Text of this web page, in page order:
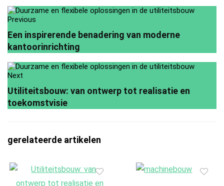
Previous
Een inspirerende benadering van moderne
kantoorinrichting
Next
Utiliteitsbouw: van ontwerp tot realisatie en
toekomstvisie
gerelateerde artikelen